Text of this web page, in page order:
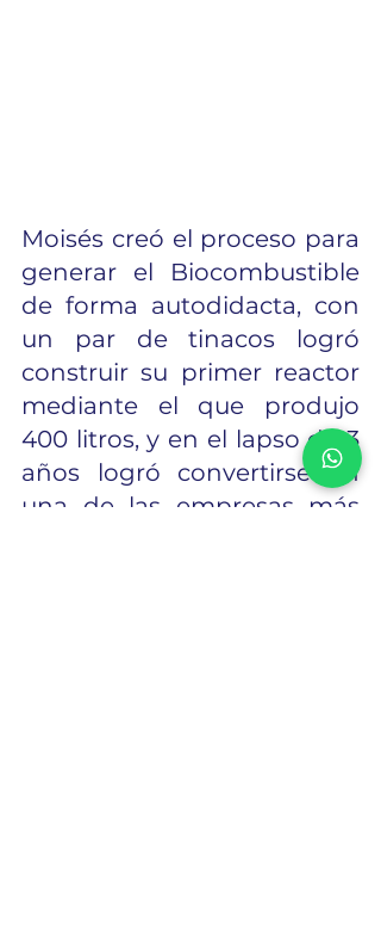
Moisés creó el proceso para
generar el Biocombustible
de forma autodidacta, con
un par de tinacos logró
construir su primer reactor
mediante el que produjo
400 litros, y en el lapso de 3
años logró convertirse en
una de las empresas más